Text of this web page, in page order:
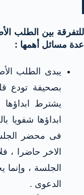
للتفرقة بين الطلب
عدة مسائل أهمها :
يبدى الطلب
بصحيفة تودع
يشترط ابداؤها
ابداؤها شفويا
الاخر حاضرا ،
الجلسة ، وإنما
الدعوى .